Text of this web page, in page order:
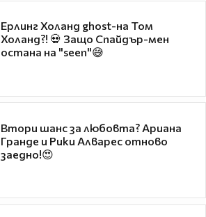
Ерлинг Холанд ghost-на Том
Холанд?! 💀 Защо Спайдър-мен
остана на "seen"😅
Втори шанс за любовта? Ариана
Гранде и Рики Алварес отново
заедно!😍